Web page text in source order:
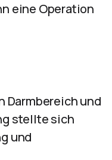
eine Operation
Darmbereich und
stellte sich
und